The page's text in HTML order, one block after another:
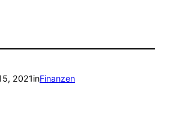
2021inFinanzen